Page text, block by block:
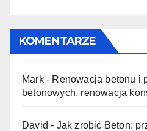
KOMENTARZE
Mark- Renowacja betonu i
betonowych, renowacja
David - Jak zrobić Beton: